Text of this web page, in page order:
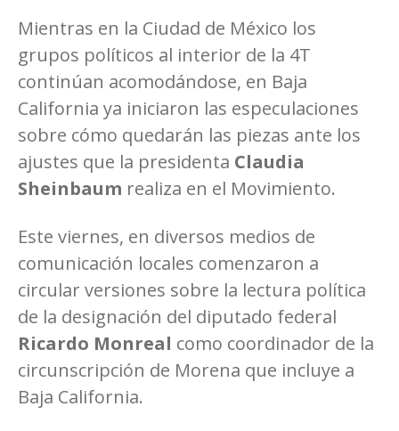
Mientras en la Ciudad de México los
grupos políticos al interior de la 4T
continúan acomodándose, en Baja
California ya iniciaron las especulaciones
sobre cómo quedarán las piezas ante los
ajustes que la presidenta Claudia
Sheinbaum realiza en el Movimiento.
Este viernes, en diversos medios de
comunicación locales comenzaron a
circular versiones sobre la lectura política
de la designación del diputado federal
Ricardo Monreal como coordinador de la
circunscripción de Morena que incluye a
Baja California.